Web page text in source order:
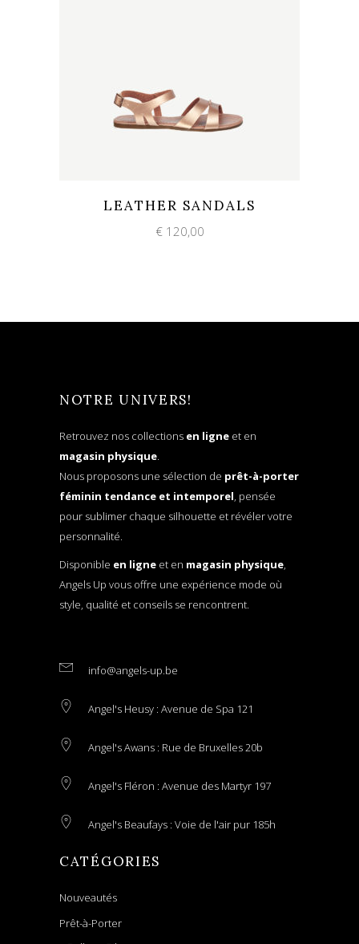
LEATHER SANDALS
€120,00
NOTRE UNIVERS!
Retrouvez nos collections en ligne et en
magasin physique.
Nous proposons une sélection de prêt-à-porter
féminin tendance et intemporel, pensée
pour sublimer chaque silhouette et révéler votre
personnalité.
Disponible en ligne et en magasin physique,
Angels Up vous offre une expérience mode où
style, qualité et conseils se rencontrent.
info@angels-up.be
Angel's Heusy : Avenue de Spa 121
Angel's Awans : Rue de Bruxelles 20b
Angel's Fléron : Avenue des Martyr 197
Angel's Beaufays : Voie de l'air pur 185h
CATÉGORIES
Nouveautés
Prêt-à-Porter